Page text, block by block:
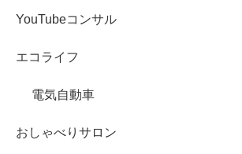
YouTubeコンサル
エコライフ
電気自動車
おしゃべりサロン